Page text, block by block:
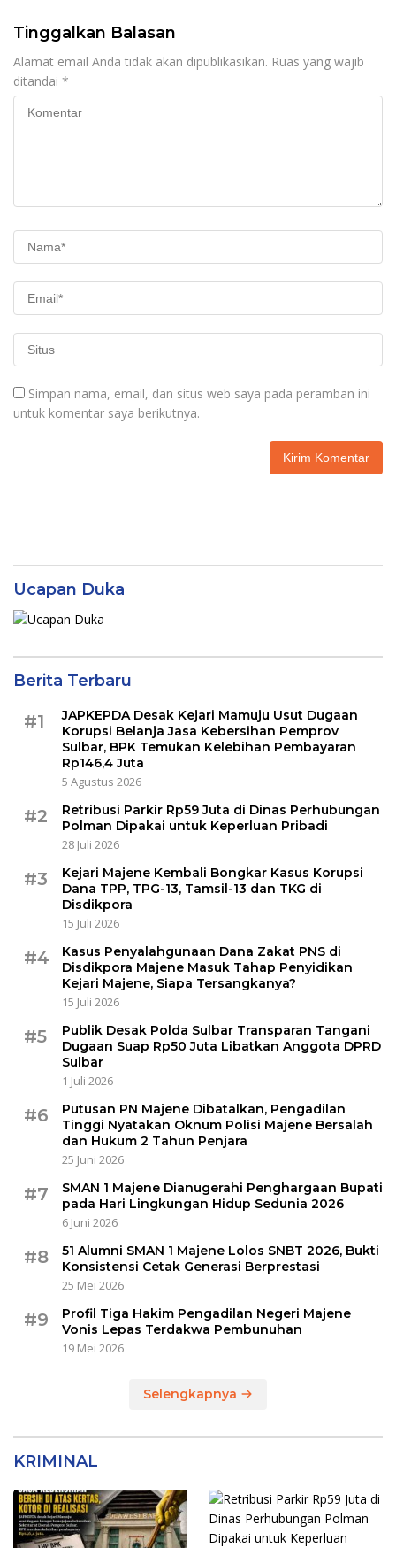
Tinggalkan Balasan
Alamat email Anda tidak akan dipublikasikan. Ruas yang wajib
ditandai *
Simpan nama, email, dan situs web saya pada peramban ini
untuk komentar saya berikutnya.
Ucapan Duka
Berita Terbaru
#1
JAPKEPDA Desak Kejari Mamuju Usut Dugaan
Korupsi Belanja Jasa Kebersihan Pemprov
Sulbar, BPK Temukan Kelebihan Pembayaran
Rp146,4 Juta
5 Agustus 2026
#2
Retribusi Parkir Rp59 Juta di Dinas Perhubungan
Polman Dipakai untuk Keperluan Pribadi
28 Juli 2026
#3
Kejari Majene Kembali Bongkar Kasus Korupsi
Dana TPP, TPG-13, Tamsil-13 dan TKG di
Disdikpora
15 Juli 2026
#4
Kasus Penyalahgunaan Dana Zakat PNS di
Disdikpora Majene Masuk Tahap Penyidikan
Kejari Majene, Siapa Tersangkanya?
15 Juli 2026
#5
Publik Desak Polda Sulbar Transparan Tangani
Dugaan Suap Rp50 Juta Libatkan Anggota DPRD
Sulbar
1 Juli 2026
#6
Putusan PN Majene Dibatalkan, Pengadilan
Tinggi Nyatakan Oknum Polisi Majene Bersalah
dan Hukum 2 Tahun Penjara
25 Juni 2026
#7
SMAN 1 Majene Dianugerahi Penghargaan Bupati
pada Hari Lingkungan Hidup Sedunia 2026
6 Juni 2026
#8
51 Alumni SMAN 1 Majene Lolos SNBT 2026, Bukti
Konsistensi Cetak Generasi Berprestasi
25 Mei 2026
#9
Profil Tiga Hakim Pengadilan Negeri Majene
Vonis Lepas Terdakwa Pembunuhan
19 Mei 2026
Selengkapnya
KRIMINAL